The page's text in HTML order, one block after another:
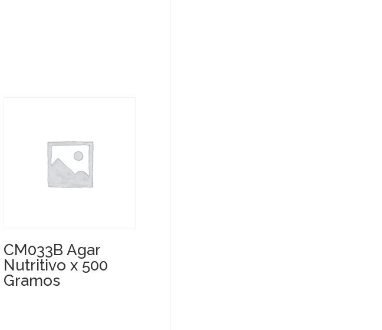
CM033B Agar
Nutritivo x 500
Gramos